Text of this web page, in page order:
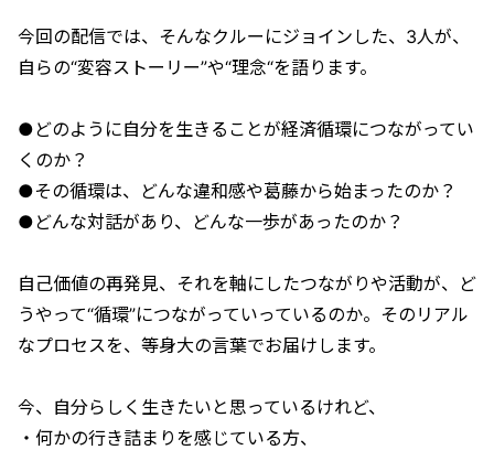
今回の配信では、そんなクルーにジョインした、3人が、
自らの“変容ストーリー”や“理念“を語ります。
●どのように自分を生きることが経済循環につながってい
くのか？
●その循環は、どんな違和感や葛藤から始まったのか？
●どんな対話があり、どんな一歩があったのか？
自己価値の再発見、それを軸にしたつながりや活動が、ど
うやって“循環”につながっていっているのか。そのリアル
なプロセスを、等身大の言葉でお届けします。
今、自分らしく生きたいと思っているけれど、
・何かの行き詰まりを感じている方、